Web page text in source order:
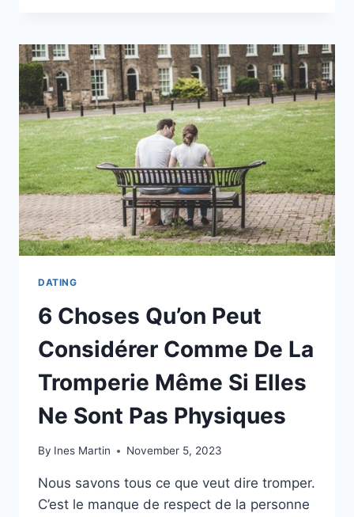
EXCUSES
POUR
AVOIR
SUPPORTÉ
DES
HOMMES
QUI
NE
ME
MÉRITAIENT
PAS
DATING
6 Choses Qu’on Peut
Considérer Comme De La
Tromperie Même Si Elles
Ne Sont Pas Physiques
By Ines Martin November 5, 2023
Nous savons tous ce que veut dire tromper.
C’est le manque de respect de la personne